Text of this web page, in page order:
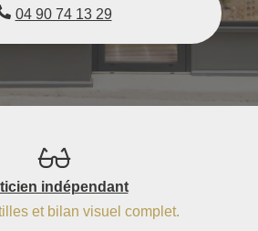
04 90 74 13 29
indépendant
et bilan visuel complet.